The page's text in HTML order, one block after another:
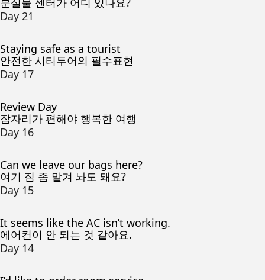
Day 21
Staying safe as a tourist
안전한 시티투어의 필수표현
Day 17
Review Day
잠자리가 편해야 행복한 여행
Day 16
Can we leave our bags here?
여기 짐 좀 맡겨 놔도 돼요?
Day 15
It seems like the AC isn’t working.
에어컨이 안 되는 것 같아요.
Day 14